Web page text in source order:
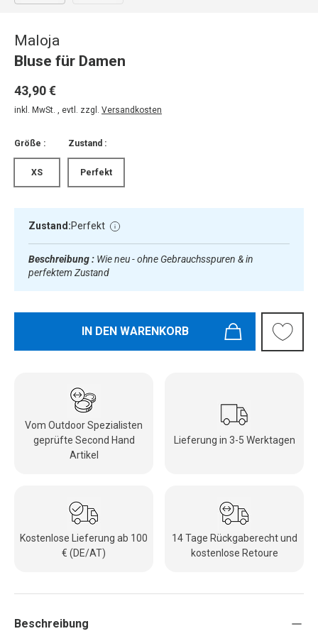
Bild 1 in Galerieansicht laden
Maloja
Bluse für Damen
43,90 €
inkl. MwSt. , evtl. zzgl. Versandkosten
Größe :
XS
Zustand :
Perfekt
Zustand:Perfekt
Beschreibung : Wie neu - ohne Gebrauchsspuren & in
perfektem Zustand
IN DEN WARENKORB
Vom Outdoor Spezialisten
geprüfte Second Hand
Artikel
Lieferung in 3-5 Werktagen
Kostenlose Lieferung ab 100
€ (DE/AT)
14 Tage Rückgaberecht und
kostenlose Retoure
Beschreibung